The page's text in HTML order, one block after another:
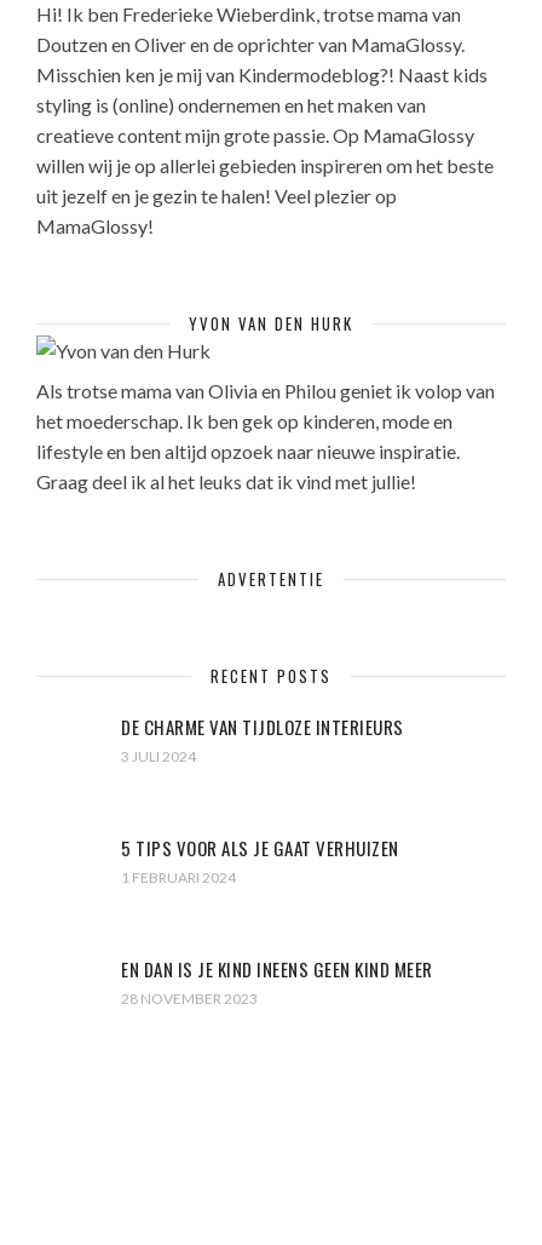
Hi! Ik ben Frederieke Wieberdink, trotse mama van
Doutzen en Oliver en de oprichter van MamaGlossy.
Misschien ken je mij van Kindermodeblog?! Naast kids
styling is (online) ondernemen en het maken van
creatieve content mijn grote passie. Op MamaGlossy
willen wij je op allerlei gebieden inspireren om het beste
uit jezelf en je gezin te halen! Veel plezier op
MamaGlossy!
YVON VAN DEN HURK
Als trotse mama van Olivia en Philou geniet ik volop van
het moederschap. Ik ben gek op kinderen, mode en
lifestyle en ben altijd opzoek naar nieuwe inspiratie.
Graag deel ik al het leuks dat ik vind met jullie!
ADVERTENTIE
RECENT POSTS
DE CHARME VAN TIJDLOZE INTERIEURS
3 JULI 2024
5 TIPS VOOR ALS JE GAAT VERHUIZEN
1 FEBRUARI 2024
EN DAN IS JE KIND INEENS GEEN KIND MEER
28 NOVEMBER 2023